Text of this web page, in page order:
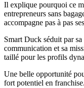
Il explique pourquoi ce
entrepreneurs sans
accompagne pas à pas
Smart Duck séduit par
communication et sa
taillé pour les profils
Une belle opportunité
fort potentiel en franchise.